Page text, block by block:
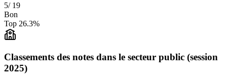
5/ 19
Bon
Top 26.3%
Classements des notes dans le secteur public (session
2025)